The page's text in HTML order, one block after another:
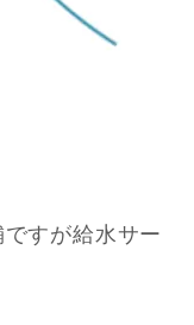
すが給水サー